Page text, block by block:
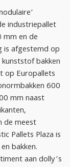
industriepallet
en de
is afgestemd op
bakken
op Europallets
600
mm naast
de meest
Pallets Plaza is
bakken.
aan dolly’s